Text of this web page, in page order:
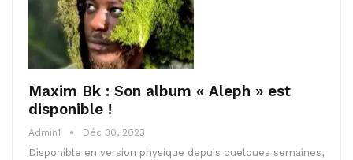
Maxim Bk : Son album « Aleph » est
disponible !
Admin1 Déc 30, 2023
Disponible en version physique depuis quelques semaines,